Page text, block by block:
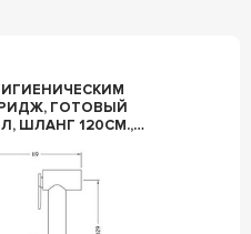
ГОТОВЫЙ
ШЛАНГ 120СМ.,